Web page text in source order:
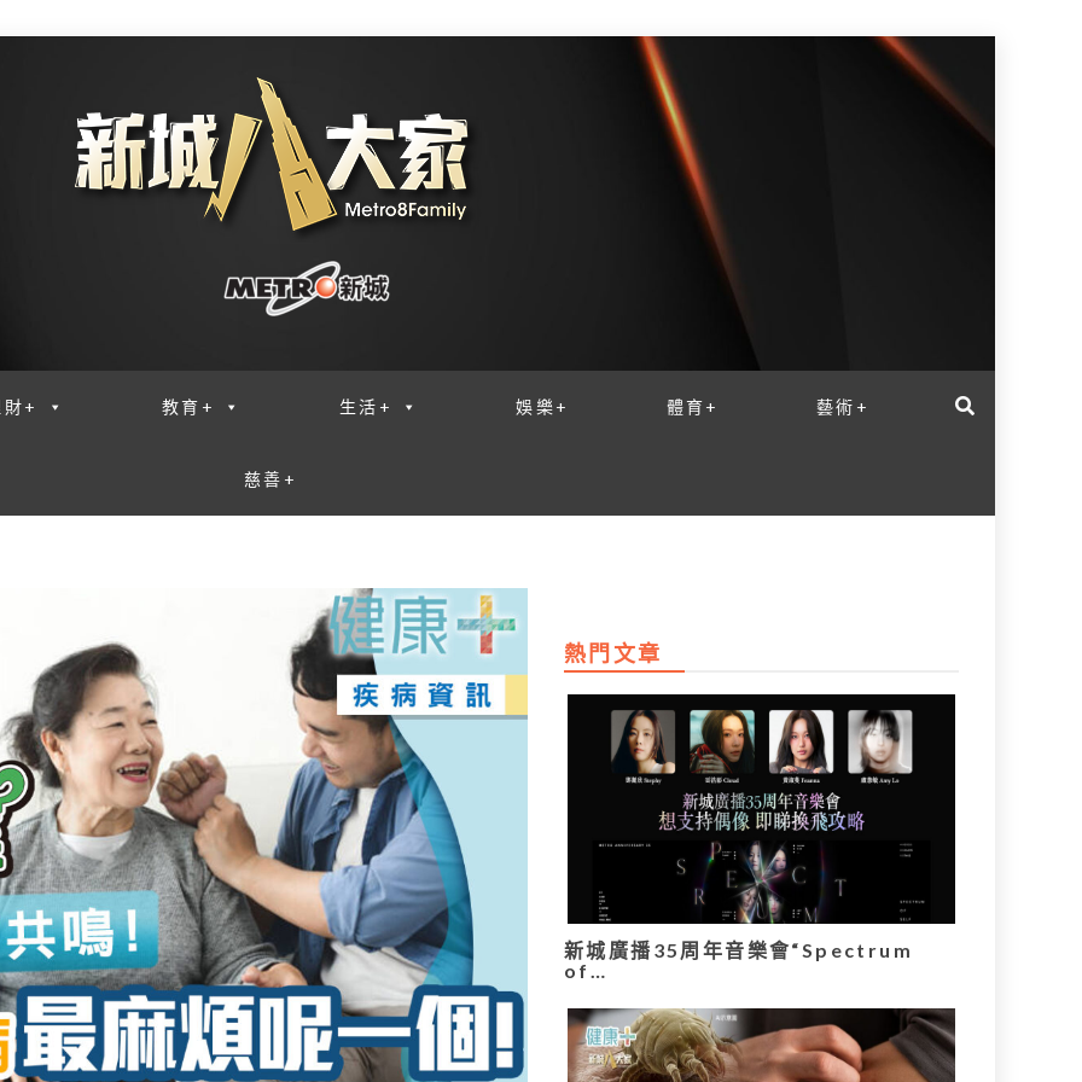
財+ 教育+ 生活+ 娛樂+ 體育+ 藝術+
慈善+
熱門文章
新城廣播35周年音樂會“Spectrum
of…